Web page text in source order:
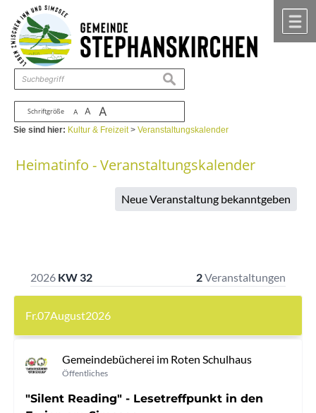
Zum Inhalt ,zur Navigation
Schriftgröße A A A
suchen
Sie sind hier: Kultur & Freizeit>Veranstaltungskalender
Heimatinfo - Veranstaltungskalender